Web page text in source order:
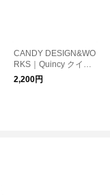
CANDY DESIGN&WO
RKS｜Quincy クイン
シー キーリング
2,200円